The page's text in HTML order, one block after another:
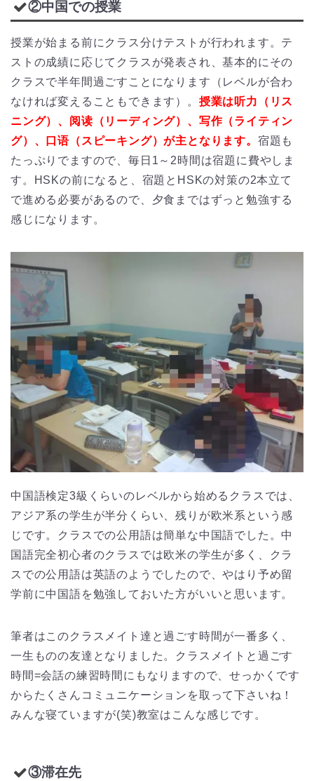
②中国での授業
授業が始まる前にクラス分けテストが行われます。テ
ストの成績に応じてクラスが発表され、基本的にその
クラスで半年間過ごすことになります（レベルが合わ
なければ変えることもできます）。 授業は听力（リス
ニング）、阅读（リーディング）、写作（ライティン
グ）、口语（スピーキング）が主となります。 宿題も
たっぷりでますので、毎日1～2時間は宿題に費やしま
す。HSKの前になると、宿題とHSKの対策の2本立て
で進める必要があるので、夕食まではずっと勉強する
感じになります。
中国語検定3級くらいのレベルから始めるクラスでは、
アジア系の学生が半分くらい、残りが欧米系という感
じです。クラスでの公用語は簡単な中国語でした。中
国語完全初心者のクラスでは欧米の学生が多く、クラ
スでの公用語は英語のようでしたので、やはり予め留
学前に中国語を勉強しておいた方がいいと思います。
筆者はこのクラスメイト達と過ごす時間が一番多く、
一生ものの友達となりました。クラスメイトと過ごす
時間=会話の練習時間にもなりますので、せっかくです
からたくさんコミュニケーションを取って下さいね！
みんな寝ていますが(笑)教室はこんな感じです。
③滞在先